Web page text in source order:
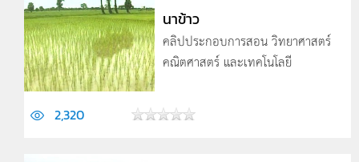
นาข้าว
คลิปประกอบการสอน วิทยาศาสตร์
คณิตศาสตร์ และเทคโนโลยี
2,320